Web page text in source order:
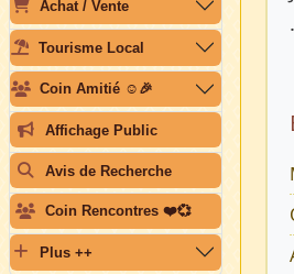
Achat / Vente
Tourisme Local
Coin Amitié ☺️🎉
Affichage Public
Avis de Recherche
Coin Rencontres ❤️💞
Plus ++